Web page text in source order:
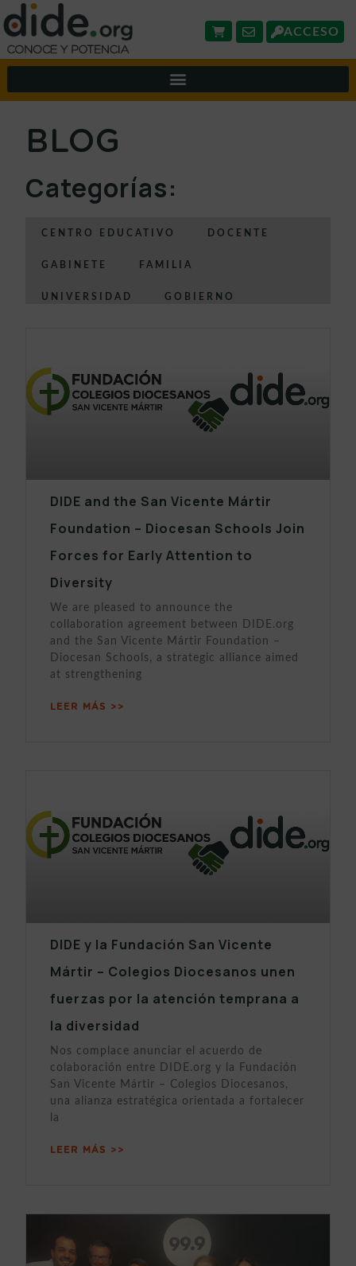
ACCESO
BLOG
Categorías:
CENTRO EDUCATIVO DOCENTE
GABINETE FAMILIA
UNIVERSIDAD GOBIERNO
DIDE and the San Vicente Mártir
Foundation – Diocesan Schools Join
Forces for Early Attention to
Diversity
We are pleased to announce the
collaboration agreement between DIDE.org
and the San Vicente Mártir Foundation –
Diocesan Schools, a strategic alliance aimed
at strengthening
LEER MÁS >>
DIDE y la Fundación San Vicente
Mártir – Colegios Diocesanos unen
fuerzas por la atención temprana a
la diversidad
Nos complace anunciar el acuerdo de
colaboración entre DIDE.org y la Fundación
San Vicente Mártir – Colegios Diocesanos,
una alianza estratégica orientada a fortalecer
la
LEER MÁS >>